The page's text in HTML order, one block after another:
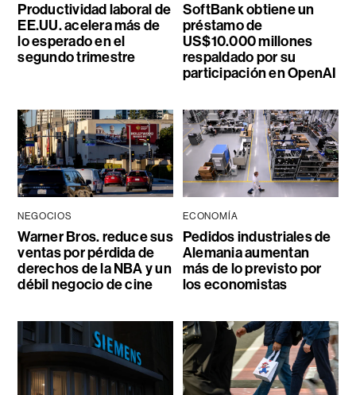
Productividad laboral de
EE.UU. acelera más de
lo esperado en el
segundo trimestre
SoftBank obtiene un
préstamo de
US$10.000 millones
respaldado por su
participación en OpenAI
NEGOCIOS
Warner Bros. reduce sus
ventas por pérdida de
derechos de la NBA y un
débil negocio de cine
ECONOMÍA
Pedidos industriales de
Alemania aumentan
más de lo previsto por
los economistas